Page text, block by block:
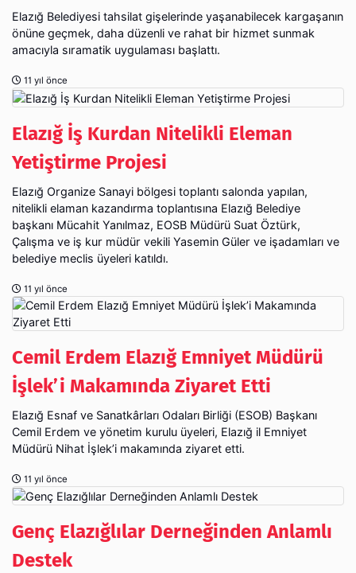
Elazığ Belediyesi tahsilat gişelerinde yaşanabilecek kargaşanın
önüne geçmek, daha düzenli ve rahat bir hizmet sunmak
amacıyla sıramatik uygulaması başlattı.
11 yıl önce
Elazığ İş Kurdan Nitelikli Eleman
Yetiştirme Projesi
Elazığ Organize Sanayi bölgesi toplantı salonda yapılan,
nitelikli elaman kazandırma toplantısına Elazığ Belediye
başkanı Mücahit Yanılmaz, EOSB Müdürü Suat Öztürk,
Çalışma ve iş kur müdür vekili Yasemin Güler ve işadamları ve
belediye meclis üyeleri katıldı.
11 yıl önce
Cemil Erdem Elazığ Emniyet Müdürü
İşlek’i Makamında Ziyaret Etti
Elazığ Esnaf ve Sanatkârları Odaları Birliği (ESOB) Başkanı
Cemil Erdem ve yönetim kurulu üyeleri, Elazığ il Emniyet
Müdürü Nihat İşlek’i makamında ziyaret etti.
11 yıl önce
Genç Elazığlılar Derneğinden Anlamlı
Destek